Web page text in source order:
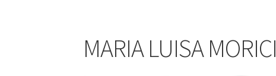
MARIA LUISA MORICI